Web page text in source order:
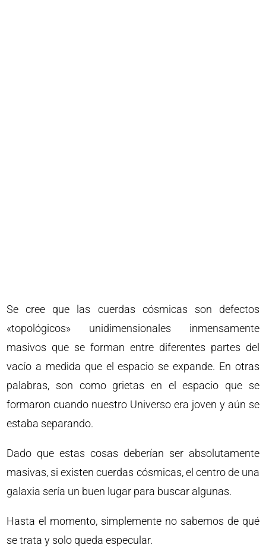
Se cree que las cuerdas cósmicas son defectos
«topológicos» unidimensionales inmensamente
masivos que se forman entre diferentes partes del
vacío a medida que el espacio se expande. En otras
palabras, son como grietas en el espacio que se
formaron cuando nuestro Universo era joven y aún se
estaba separando.
Dado que estas cosas deberían ser absolutamente
masivas, si existen cuerdas cósmicas, el centro de una
galaxia sería un buen lugar para buscar algunas.
Hasta el momento, simplemente no sabemos de qué
se trata y solo queda especular.